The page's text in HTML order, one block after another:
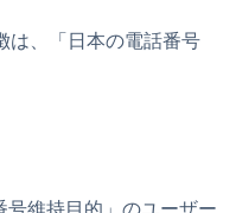
は、「日本の電話番号
号維持目的」のユーザー